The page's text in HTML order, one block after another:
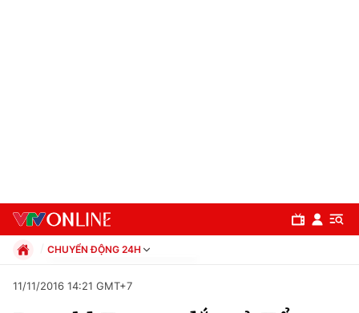
CHUYỂN ĐỘNG 24H
Xã hội
11/11/2016 14:21 GMT+7